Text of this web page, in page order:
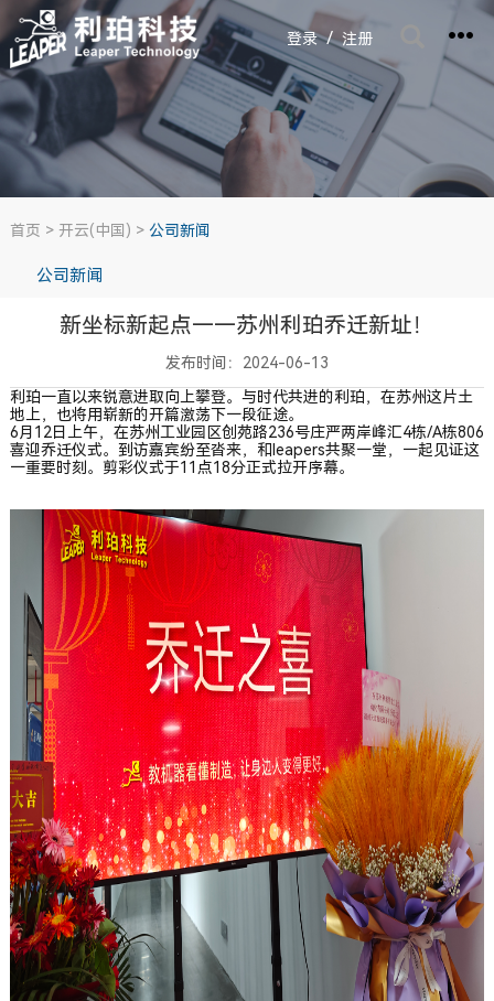
登录 / 注册
首页 > 开云(中国) > 公司新闻
公司新闻
新坐标新起点——苏州利珀乔迁新址！
发布时间：2024-06-13
利珀一直以来锐意进取向上攀登。与时代共进的利珀，在苏州这片土
地上，也将用崭新的开篇激荡下一段征途。
6月12日上午，在苏州工业园区创苑路236号庄严两岸峰汇4栋/A栋806
喜迎乔迁仪式。到访嘉宾纷至沓来，和leapers共聚一堂，一起见证这
一重要时刻。剪彩仪式于11点18分正式拉开序幕。